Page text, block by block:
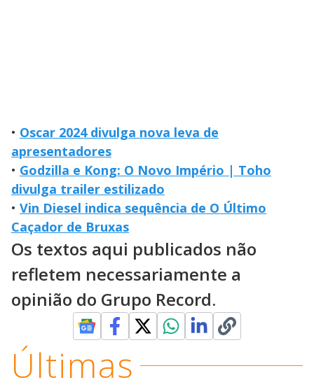
• Oscar 2024 divulga nova leva de
apresentadores
• Godzilla e Kong: O Novo Império | Toho
divulga trailer estilizado
• Vin Diesel indica sequência de O Último
Caçador de Bruxas
Os textos aqui publicados não
refletem necessariamente a
opinião do Grupo Record.
Últimas